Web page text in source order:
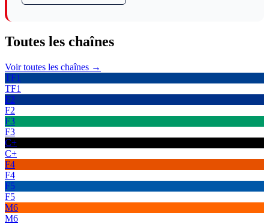
Toutes les chaînes
Voir toutes les chaînes →
TF1
TF1
F2
F2
F3
F3
C+
C+
F4
F4
F5
F5
M6
M6